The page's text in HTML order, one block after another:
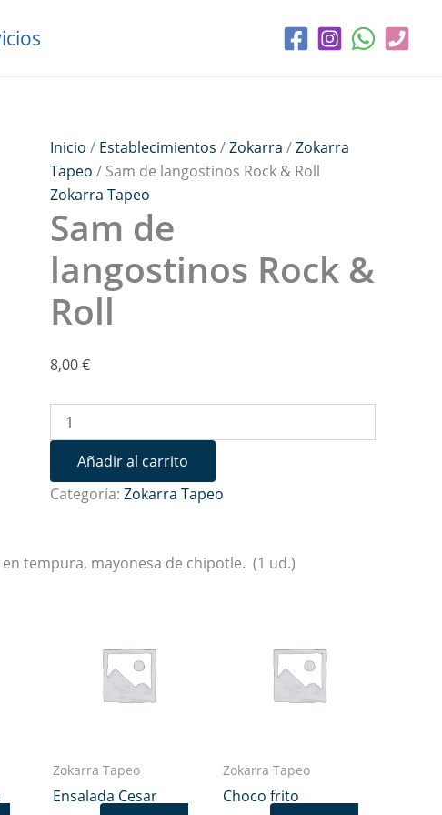
Inicio / Establecimientos /Zokarra /Zokarra
Tapeo / Sam de langostinos Rock & Roll
Zokarra Tapeo
Sam de
langostinos Rock &
Roll
8,00€
Añadir al carrito
Categoría: Zokarra Tapeo
tempura, mayonesa de chipotle. (1 ud.)
Zokarra Tapeo
Ensalada Cesar
Zokarra Tapeo
Choco frito